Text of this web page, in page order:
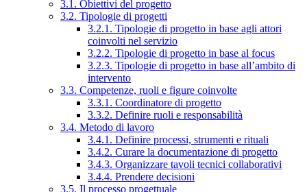
3.1. Obiettivi del progetto
3.2. Tipologie di progetti
3.2.1. Tipologie di progetto in base agli attori
coinvolti nel servizio
3.2.2. Tipologie di progetto in base al focus
3.2.3. Tipologie di progetto in base all’ambito di
intervento
3.3. Competenze, ruoli e figure coinvolte
3.3.1. Coordinatore di progetto
3.3.2. Definire ruoli e responsabilità
3.4. Metodo di lavoro
3.4.1. Definire processi, strumenti e rituali
3.4.2. Curare la documentazione di progetto
3.4.3. Organizzare tavoli tecnici collaborativi
3.4.4. Prendere decisioni
3.5. Il processo progettuale